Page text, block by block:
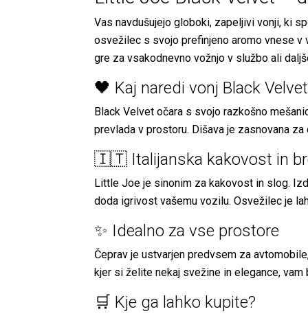
Vas navdušujejo globoki, zapeljivi vonji, ki
osvežilec s svojo prefinjeno aromo vnese v
gre za vsakodnevno vožnjo v službo ali
🖤 Kaj naredi vonj Black
Black Velvet očara s svojo razkošno
prevlada v prostoru. Dišava je zasnovana
🇮🇹 Italijanska kakovost in
Little Joe je sinonim za kakovost in slog.
doda igrivost vašemu vozilu. Osvežilec je
✨ Idealno za vse prostore
Čeprav je ustvarjen predvsem za
kjer si želite nekaj svežine in elegance,
🛒 Kje ga lahko kupite?